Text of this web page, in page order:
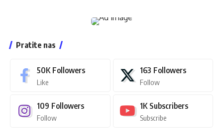
Pratite nas
50K Followers
Like
163 Followers
Follow
109 Followers
Follow
1K Subscribers
Subscribe